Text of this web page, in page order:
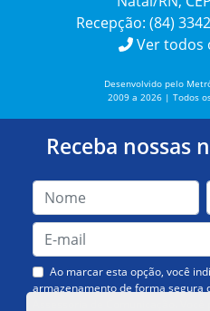
Recepção: (84)
Ver todos
Desenvolvido pelo
2009 a 2026 | Todos
Receba nossas
Ao marcar esta opção, você
armazenamento de forma segura